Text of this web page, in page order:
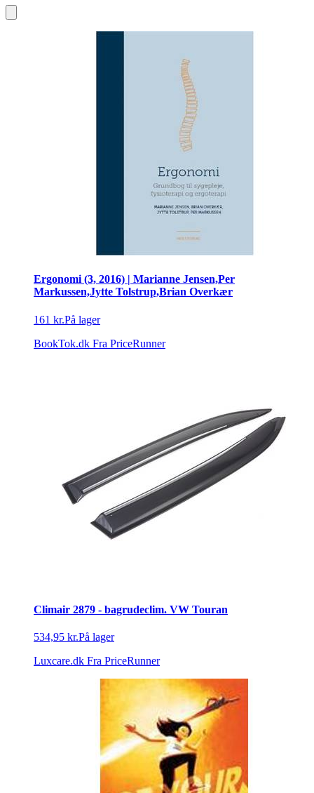
Ergonomi (3, 2016) | Marianne Jensen,Per
Markussen,Jytte Tolstrup,Brian Overkær
161 kr.På lager
BookTok.dk Fra PriceRunner
Climair 2879 - bagrudeclim. VW Touran
534,95 kr.På lager
Luxcare.dk Fra PriceRunner